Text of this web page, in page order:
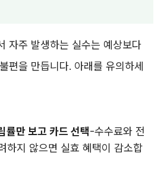
자주 발생하는 실수는 예상보다
편을 만듭니다. 아래를 유의하세
률만 보고 카드 선택-수수료와 전
하지 않으면 실효 혜택이 감소합